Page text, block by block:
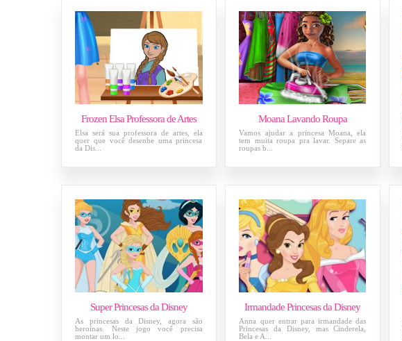
Frozen Elsa Professora de Artes
Elsa será sua professora de artes, ela
quer que você desenhe uma princesa
da Dis...
Moana Lavando Roupa
Vamos ajudar a princesa Moana, ela
tem muita roupa pra lavar. Separe as
roupas b...
Super Princesas da Disney
As princesas da Disney, agora são
heroínas. Neste jogo você precisa
montar um lo...
Irmandade Princesas da Disney
Anna quer entrar para irmandade das
Princesas da Disney, mas Cinderela,
Bela e A...